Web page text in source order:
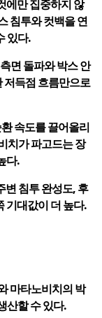
에만 집중하지 않
침투와 컷백을 연
있다.
면 돌파와 박스 안
저득점 흐름만으로
속도를 끌어올리
치가 파고드는 장
다.
변 침투 완성도, 후
기대값이 더 높다.
마타노비치의 박
산할 수 있다.